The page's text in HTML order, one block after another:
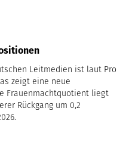
Leitmedien ist laut Pro
zeigt eine neue
Frauenmachtquotient liegt
Rückgang um 0,2